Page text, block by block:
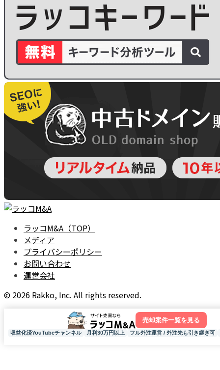
ラッコM&A（TOP）
メディア
プライバシーポリシー
お問い合わせ
運営会社
© 2026 Rakko, Inc. All rights reserved.
売却案件一覧を見る
収益化済YouTubeチャンネル 月利30万円以上 フル外注運営 / 外注先も引き継ぎ可